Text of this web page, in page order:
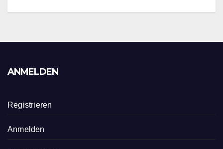
ANMELDEN
Registrieren
Anmelden